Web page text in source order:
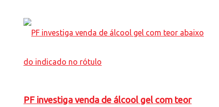
PF investiga venda de álcool gel com teor